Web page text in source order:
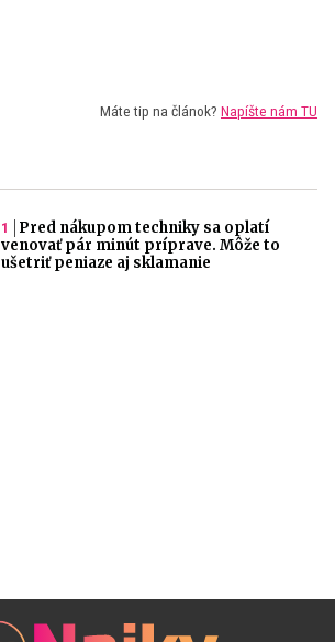
Máte tip na článok? Napíšte nám TU
Pred nákupom techniky sa oplatí
venovať pár minút príprave. Môže to
ušetriť peniaze aj sklamanie